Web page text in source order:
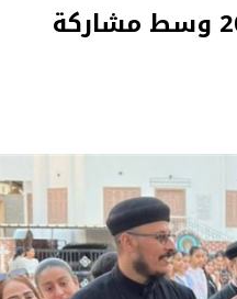
الأنبا كاراس يفتتح مهرجان الكرازة 2026 وسط مشاركة